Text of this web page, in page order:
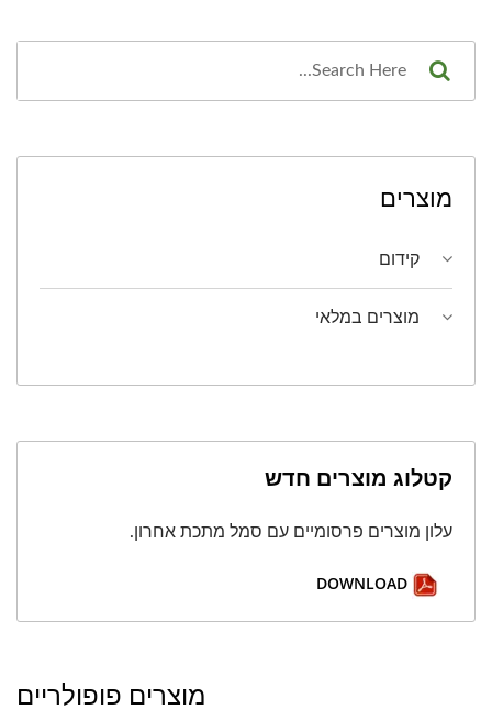
מוצרים
קידום
מוצרים במלאי
קטלוג מוצרים חדש
עלון מוצרים פרסומיים עם סמל מתכת אחרון.
מוצרים פופולריים